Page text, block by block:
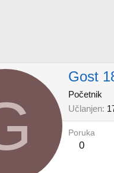
Gost
Početnik
Učlanjen
Poruka
0